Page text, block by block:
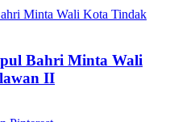
Bahri Minta Wali
II